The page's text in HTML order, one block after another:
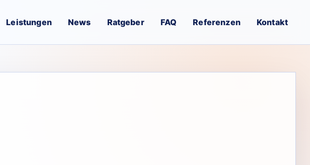
Leistungen News Ratgeber FAQ Referenzen Kontakt